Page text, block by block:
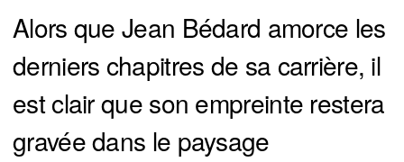
Alors que Jean Bédard amorce les
derniers chapitres de sa carrière, il
est clair que son empreinte restera
gravée dans le paysage